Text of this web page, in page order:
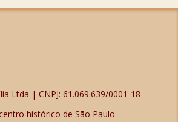
Ltda | CNPJ: 61.069.639/0001-18
histórico de São Paulo